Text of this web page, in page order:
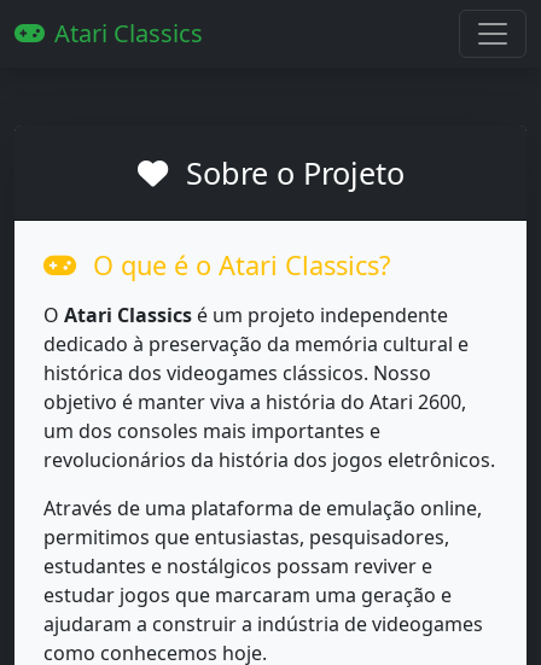
Atari Classics
Sobre o Projeto
O que é o Atari Classics?
O Atari Classics é um projeto independente
dedicado à preservação da memória cultural e
histórica dos videogames clássicos. Nosso
objetivo é manter viva a história do Atari 2600,
um dos consoles mais importantes e
revolucionários da história dos jogos eletrônicos.
Através de uma plataforma de emulação online,
permitimos que entusiastas, pesquisadores,
estudantes e nostálgicos possam reviver e
estudar jogos que marcaram uma geração e
ajudaram a construir a indústria de videogames
como conhecemos hoje.